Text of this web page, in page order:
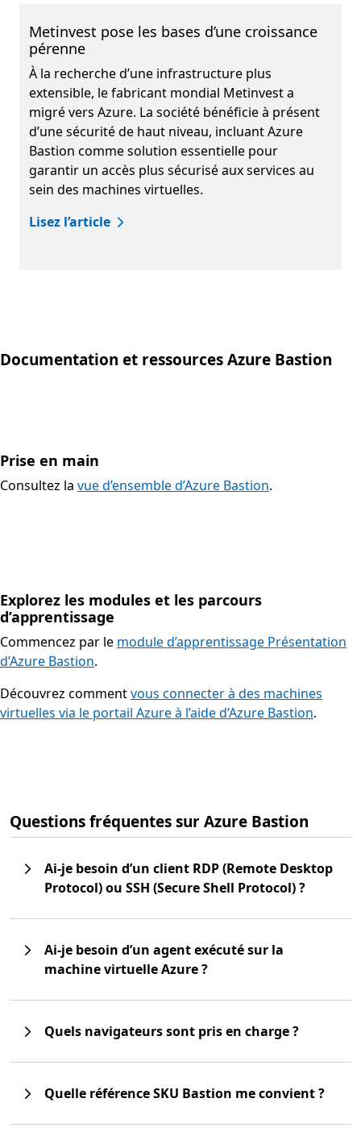
Metinvest pose les bases d’une croissance
pérenne
À la recherche d’une infrastructure plus
extensible, le fabricant mondial Metinvest a
migré vers Azure. La société bénéficie à présent
d’une sécurité de haut niveau, incluant Azure
Bastion comme solution essentielle pour
garantir un accès plus sécurisé aux services au
sein des machines virtuelles.
Lisez l’article
Documentation et ressources Azure Bastion
Prise en main
Consultez la vue d’ensemble d’Azure Bastion.
Explorez les modules et les parcours
d’apprentissage
Commencez par le module d’apprentissage Présentation
d’Azure Bastion.
Découvrez commentvous connecter à des machines
virtuelles via le portail Azure à l’aide d’Azure Bastion.
Questions fréquentes sur Azure Bastion
Ai-je besoin d’un client RDP (Remote Desktop
Protocol) ou SSH (Secure Shell Protocol) ?
Ai-je besoin d’un agent exécuté sur la
machine virtuelle Azure ?
Quels navigateurs sont pris en charge ?
Quelle référence SKU Bastion me convient ?